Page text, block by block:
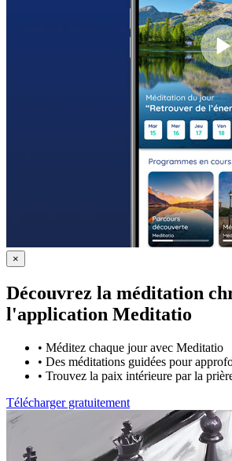
×
Découvrez la méditation
l'application Meditatio
• Méditez chaque jour avec Meditatio
• Des méditations guidées pour
• Trouvez la paix intérieure par la
Télécharger gratuitement